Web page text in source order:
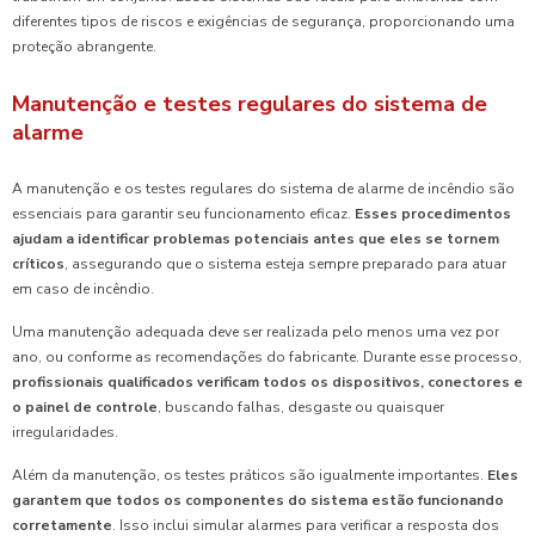
diferentes tipos de riscos e exigências de segurança, proporcionando uma
proteção abrangente.
Manutenção e testes regulares do sistema de
alarme
A manutenção e os testes regulares do sistema de alarme de incêndio são
essenciais para garantir seu funcionamento eficaz. Esses procedimentos
ajudam a identificar problemas potenciais antes que eles se tornem
críticos, assegurando que o sistema esteja sempre preparado para atuar
em caso de incêndio.
Uma manutenção adequada deve ser realizada pelo menos uma vez por
ano, ou conforme as recomendações do fabricante. Durante esse processo,
profissionais qualificados verificam todos os dispositivos, conectores e
o painel de controle, buscando falhas, desgaste ou quaisquer
irregularidades.
Além da manutenção, os testes práticos são igualmente importantes. Eles
garantem que todos os componentes do sistema estão funcionando
corretamente. Isso inclui simular alarmes para verificar a resposta dos